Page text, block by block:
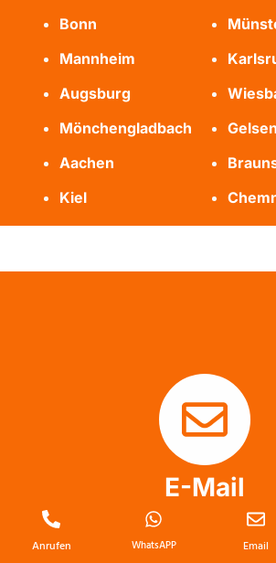
Bonn
Mannheim
Augsburg
Mönchengladbach
Aachen
Kiel
E-Mail
info@messie-wohnung-
Anrufen WhatsAPP Email